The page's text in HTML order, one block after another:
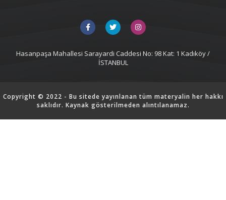
Hasanpaşa Mahallesi Sarayardi Caddesi No: 98 Kat: 1 Kadıköy /
İSTANBUL
Copyright © 2022 - Bu sitede yayınlanan tüm materyalin her hakkı
saklıdır. Kaynak gösterilmeden alıntılanamaz.